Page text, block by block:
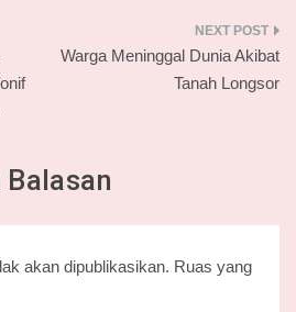
Warga Meninggal Dunia Akibat
Tanah Longsor
akan dipublikasikan. Ruas yang